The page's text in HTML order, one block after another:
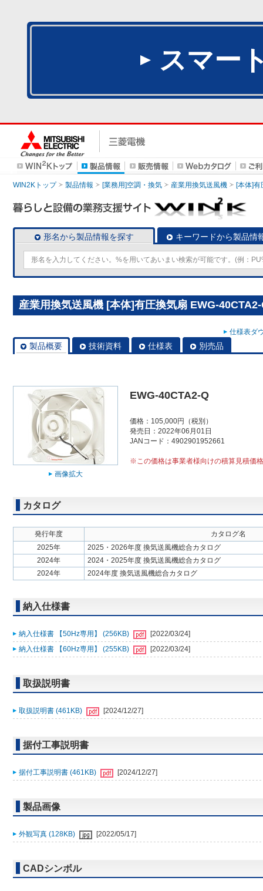
スマー
WIN2Kトップ 製品情報 [業務用]空調・換気 産業用換気送風機 [本体]有
形名から製品情報を探す キーワードから製品情
産業用換気送風機 [本体]有圧換気扇 EWG-
仕様表ダ
製品概要 技術資料 仕様表 別売品
画像拡大
EWG-40CTA2-Q
価格：105,000円（税別）
発売日：2022年06月01日
JANコード：4902901952661
※この価格は事業者様向けの積算見積価
カタログ
発行年度
カタログ名
2025年
2025・2026年度 換気送風機総合カタログ
2024年
2024・2025年度 換気送風機総合カタログ
2024年
2024年度 換気送風機総合カタログ
納入仕様書
納入仕様書 【50Hz専用】 (256KB)
[2022/03/24]
納入仕様書 【60Hz専用】 (255KB)
[2022/03/24]
取扱説明書
取扱説明書 (461KB) [2024/12/27]
据付工事説明書
据付工事説明書 (461KB) [2024/12/27]
製品画像
外観写真 (128KB) [2022/05/17]
CADシンボル